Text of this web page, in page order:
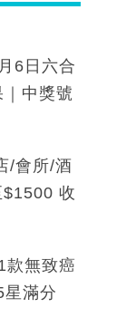
6日六合
中獎號
/會所/酒
收
款無致癌
滿分